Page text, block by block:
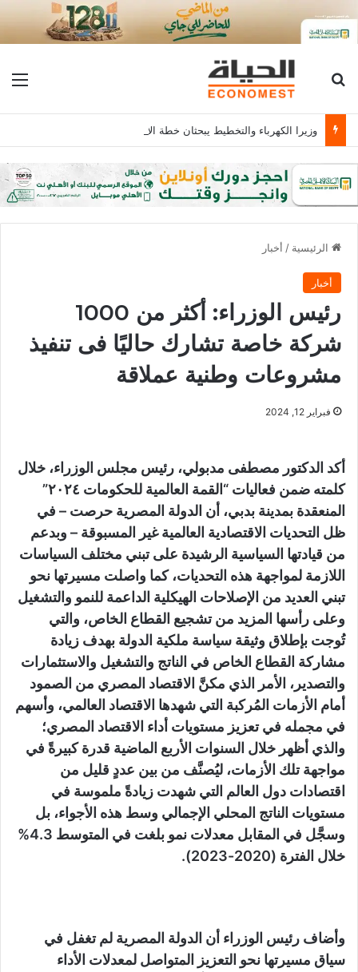
بحث عن
الرئيسية / أخبار
أخبار
رئيس الوزراء: أكثر من 1000
شركة خاصة تشارك حاليًا فى تنفيذ
مشروعات وطنية عملاقة
فبراير 12, 2024
أكد الدكتور مصطفى مدبولي، رئيس مجلس الوزراء، خلال
كلمته ضمن فعاليات “القمة العالمية للحكومات ٢٠٢٤”
المنعقدة بمدينة بدبي، أن الدولة المصرية حرصت – في
ظل التحديات الاقتصادية العالمية غير المسبوقة – وبدعم
من قيادتها السياسية الرشيدة على تبني مختلف السياسات
اللازمة لمواجهة هذه التحديات، كما واصلت مسيرتها نحو
تبني العديد من الإصلاحات الهيكلية الداعمة للنمو والتشغيل
وعلى رأسها المزيد من تشجيع القطاع الخاص، والتي
تُوجت بإطلاق وثيقة سياسة ملكية الدولة بهدف زيادة
مشاركة القطاع الخاص في الناتج والتشغيل والاستثمارات
والتصدير، الأمر الذي مكنَّ الاقتصاد المصري من الصمود
أمام الأزمات المُركبة التي شهدها الاقتصاد العالمي، وأسهم
في مجمله في تعزيز مستويات أداء الاقتصاد المصري؛
والذي أظهر خلال السنوات الأربع الماضية قدرة كبيرةً في
مواجهة تلك الأزمات، ليُصنَّف من بين عددٍ قليل من
اقتصادات دول العالم التي شهدت زيادةً ملموسة في
مستويات الناتج المحلي الإجمالي وسط هذه الأجواء، بل
وسجَّل في المقابل معدلات نمو بلغت في المتوسط 4.3%
خلال الفترة (2020-2023).
وأضاف رئيس الوزراء أن الدولة المصرية لم تغفل في
سياق مسيرتها نحو التعزيز المتواصل لمعدلات الأداء